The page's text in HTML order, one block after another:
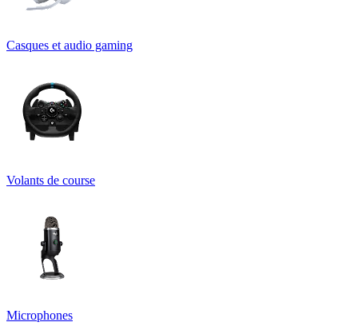
Casques et audio gaming
Volants de course
Microphones